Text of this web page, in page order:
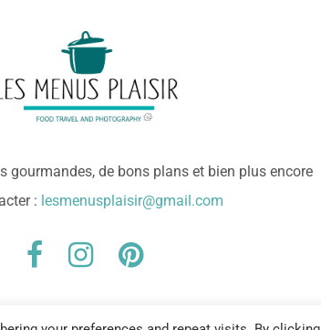
gourmandes, de bons plans et bien plus encore
: lesmenusplaisir@gmail.com